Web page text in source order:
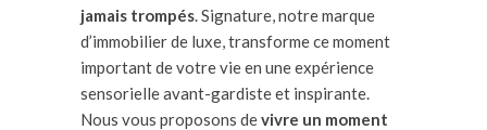
jamais trompés. Signature, notre marque
d’immobilier de luxe, transforme ce moment
important de votre vie en une expérience
sensorielle avant-gardiste et inspirante.
Nous vous proposons devivre un moment